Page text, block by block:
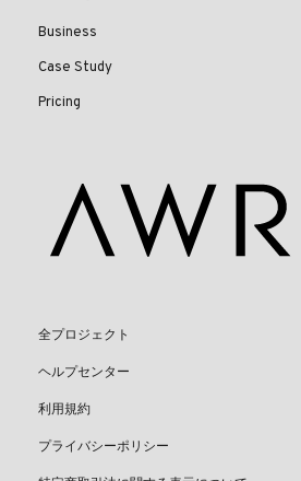
Business
Case Study
Pricing
全プロジェクト
ヘルプセンター
利用規約
プライバシーポリシー